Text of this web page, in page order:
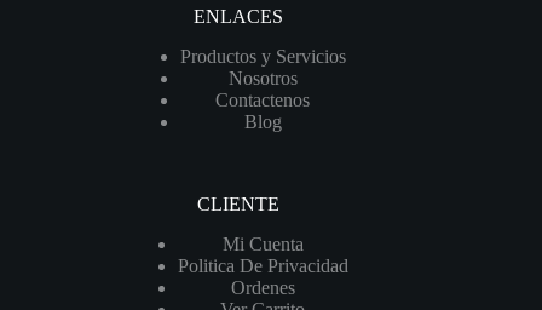
ENLACES
Productos y Servicios
Nosotros
Contactenos
Blog
CLIENTE
Mi Cuenta
Politica De Privacidad
Ordenes